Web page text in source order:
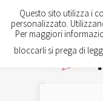
Questo sito utilizza i
personalizzato.
Per maggiori
bloccarli si prega di